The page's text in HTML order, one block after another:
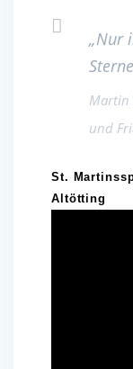
„Nur
Martin
und
St.
Altötting